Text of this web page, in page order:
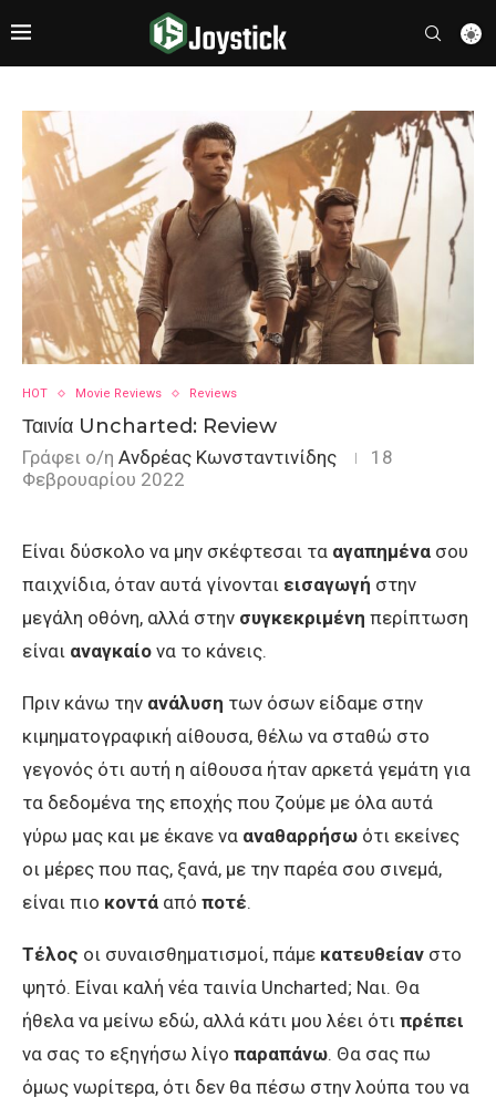
HOT Movie Reviews Reviews
Ταινία Uncharted: Review
Γράφει ο/η Ανδρέας Κωνσταντινίδης
18
Φεβρουαρίου 2022
Είναι δύσκολο να μην σκέφτεσαι τα αγαπημένα σου
παιχνίδια, όταν αυτά γίνονται εισαγωγή στην
μεγάλη οθόνη, αλλά στην συγκεκριμένη περίπτωση
είναι αναγκαίο να το κάνεις.
Πριν κάνω την ανάλυση των όσων είδαμε στην
κιμηματογραφική αίθουσα, θέλω να σταθώ στο
γεγονός ότι αυτή η αίθουσα ήταν αρκετά γεμάτη για
τα δεδομένα της εποχής που ζούμε με όλα αυτά
γύρω μας και με έκανε να αναθαρρήσω ότι εκείνες
οι μέρες που πας, ξανά, με την παρέα σου σινεμά,
είναι πιο κοντά από ποτέ.
Τέλος οι συναισθηματισμοί, πάμε κατευθείαν στο
ψητό. Είναι καλή νέα ταινία Uncharted; Ναι. Θα
ήθελα να μείνω εδώ, αλλά κάτι μου λέει ότι πρέπει
να σας το εξηγήσω λίγο παραπάνω. Θα σας πω
όμως νωρίτερα, ότι δεν θα πέσω στην λούπα του να